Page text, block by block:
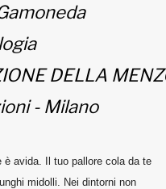
Via Brivio angolo C.
DELLA
- Milano
è avida. Il tuo pallore cola da te
midolli. Nei dintorni non